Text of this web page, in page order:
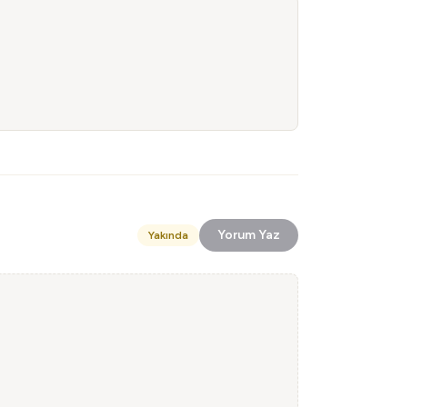
Yakında Yorum Yaz